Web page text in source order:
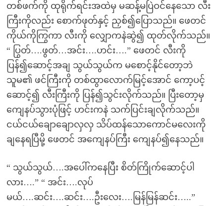
တစ်ဖက်ကို ထုရိုက်ရင်းအထဲမှ မဆန့်မပြဲဝင်နေသော လီး
ကြီးကိုလည်း စောက်ဖုတ်နှင့် ညှစ်၍ပြောသည်။ ဖေတင်
ကိုယ်ကိုကြွကာ လီးကို လျှောကနဲဆွဲ၍ ထုတ်လိုက်သည်။
“ ပြွတ်….ဖွတ်…အင်း….ဟင်း….” ဖေတင် လီးကို
ပြန်၍ဆောင့်အချ သွယ်သွယ်က မစောင့်နိုင်တော့ဘဲ
သူမ၏ ဖင်ကြီးကို တစ်ထွာလောက်မြင့်အောင် ကော့ပင့်
ဆောင့်၍ လီးကြီးကို ပြန်၍သွင်းလိုက်သည်။ ပြီးတော့မှ
ကျေနပ်သွားပုံဖြင့် ဟင်းကနဲ သက်ပြင်းချလိုက်သည်။
ငယ်ငယ်ချောချောလှလှ သိပ်ထန်သောကောင်မလေးကို
ချနေရပြီမို့ ဖေတင် အကျေနပ်ကြီး ကျေနပ်၍နေသည်။
“ သွယ်သွယ်….အပေါ်ကနေပြီး စိတ်ကြိုက်ဆောင့်ပါ
လား….” “ အင်း….လုပ်
မယ်….ဆင်း….ဆင်း….ဦးလေး….မြန်မြန်ဆင်း…..”